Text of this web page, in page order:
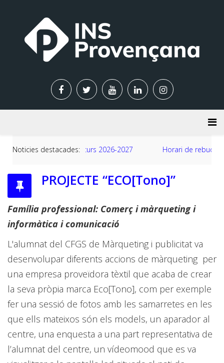
Noticies destacades: Horari de rebuda alumnat Curs 2026-
2027
PROJECTE “ECO[Tono]”
Família professional: Comerç i màrqueting i
informàtica i comunicació
L'alumnat del CFGS de Màrqueting i publicitat va
desenvolupar diferents accions de màrqueting per
una empresa proveïdora tèxtil que acaba de crear
la seva pròpia marca Eco[Tono], com per exemple
fer una sessió de fotos amb les samarretes en les
que ells mateixos són els models, un aparador al
centre, una enquesta a una part representativa de
l’alumnat del centre, un vídeomood que es va